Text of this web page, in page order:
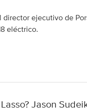
director ejecutivo de
eléctrico.
Jason